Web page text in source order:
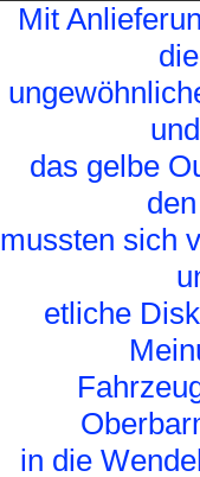
Mit
das gelbe
mussten sich
etliche
in die